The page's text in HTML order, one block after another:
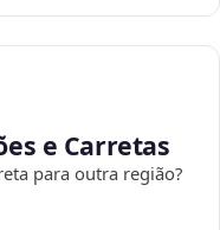
e Carretas
para outra região?